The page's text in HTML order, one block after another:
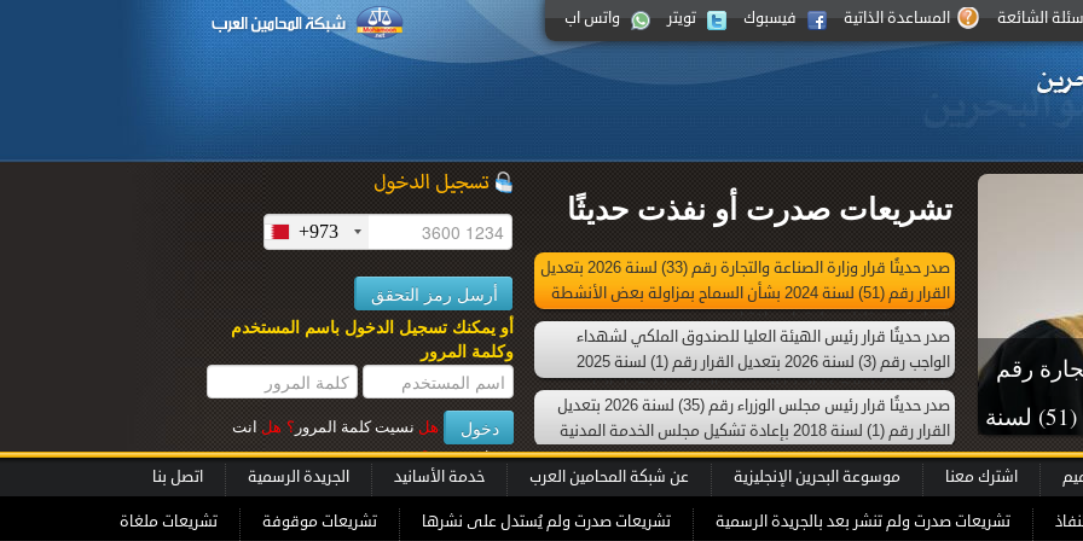
الشائعة المساعدة الذاتية فيسبوك تويتر واتس اب
تشريعات صدرت أو نفذت حديثًا
صدر حديثًا قرار وزارة الصناعة والتجارة رقم (33) لسنة 2026 بتعديل
القرار رقم (51) لسنة 2024 بشأن السماح بمزاولة بعض الأنشطة
التجارية من خلال محل تجاري افتراضي
صدر حديثًا قرار رئيس الهيئة العليا للصندوق الملكي لشهداء
الواجب رقم (3) لسنة 2026 بتعديل القرار رقم (1) لسنة 2025
بإعادة تشكيل الهيئة العليا للصندوق الملكي لشهداء الواجب
صدر حديثًا قرار رئيس مجلس الوزراء رقم (35) لسنة 2026 بتعديل
القرار رقم (1) لسنة 2018 بإعادة تشكيل مجلس الخدمة المدنية
رقم
(33) لسنة 2026 بتعديل القرار رقم (51) لسنة
+973
أو يمكنك تسجيل الدخول باسم المستخدم
وكلمة المرور
هل نسيت كلمة المرور ؟ هل انت
عميل جديــد؟
اشترك معنا موسوعة البحرين الإنجليزية عن شبكة المحامين العرب خدمة الأسانيد الجريدة الرسمية اتصل بنا
تشريعات صدرت ولم تنشر بعد بالجريدة الرسمية تشريعات صدرت ولم يُستدل على نشرها تشريعات موقوفة تشريعات ملغاة